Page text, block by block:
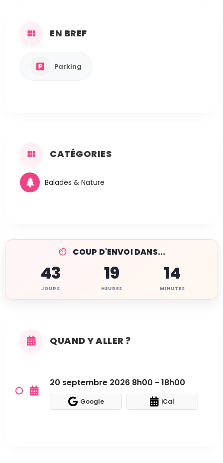
EN BREF
Parking
CATÉGORIES
Balades & Nature
COUP D'ENVOI DANS...
43
JOURS
19
HEURES
14
MINUTES
QUAND Y ALLER ?
20 septembre 2026 8h00 - 18h00
Google iCal